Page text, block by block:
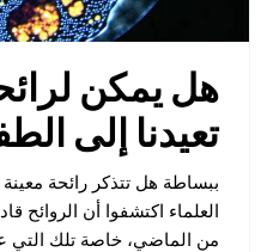
هل يمكن
تعيدنا إلى
ببساطة هل تتذكر رائحة
العلماء اكتشفوا أن الروائح
من الماضي، خاصة تلك التي